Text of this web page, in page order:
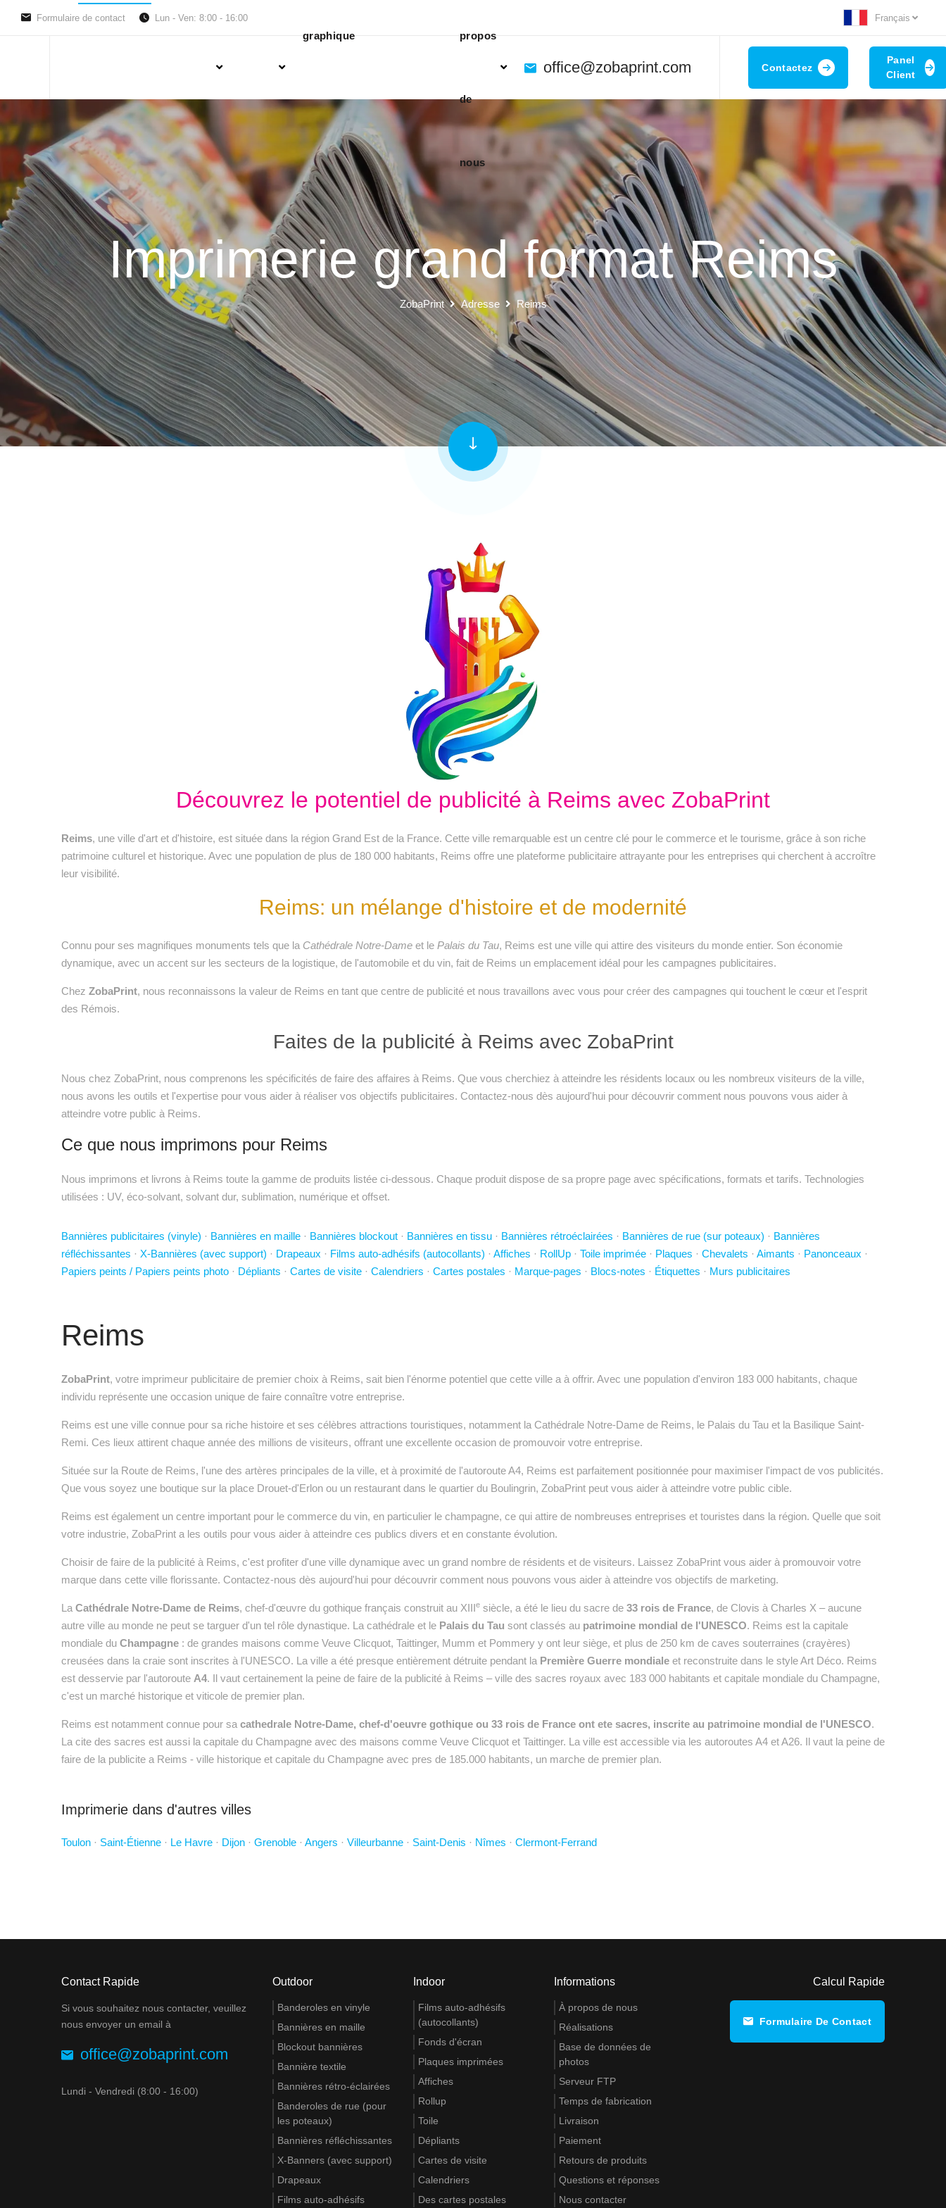
Formulaire de contact Lun - Ven: 8:00 - 16:00 Français
graphique propos
de
nous
office@zobaprint.com Contactez
Panel
Client
Imprimerie grand format Reims
ZobaPrint Adresse Reims
Découvrez le potentiel de publicité à Reims avec ZobaPrint
Reims, une ville d'art et d'histoire, est située dans la région Grand Est de la France. Cette ville remarquable est un centre clé pour le commerce et le tourisme, grâce à son riche
patrimoine culturel et historique. Avec une population de plus de 180 000 habitants, Reims offre une plateforme publicitaire attrayante pour les entreprises qui cherchent à accroître
leur visibilité.
Reims: un mélange d'histoire et de modernité
Connu pour ses magnifiques monuments tels que la Cathédrale Notre-Dame et le Palais du Tau, Reims est une ville qui attire des visiteurs du monde entier. Son économie
dynamique, avec un accent sur les secteurs de la logistique, de l'automobile et du vin, fait de Reims un emplacement idéal pour les campagnes publicitaires.
Chez ZobaPrint, nous reconnaissons la valeur de Reims en tant que centre de publicité et nous travaillons avec vous pour créer des campagnes qui touchent le cœur et l'esprit
des Rémois.
Faites de la publicité à Reims avec ZobaPrint
Nous chez ZobaPrint, nous comprenons les spécificités de faire des affaires à Reims. Que vous cherchiez à atteindre les résidents locaux ou les nombreux visiteurs de la ville,
nous avons les outils et l'expertise pour vous aider à réaliser vos objectifs publicitaires. Contactez-nous dès aujourd'hui pour découvrir comment nous pouvons vous aider à
atteindre votre public à Reims.
Ce que nous imprimons pour Reims
Nous imprimons et livrons à Reims toute la gamme de produits listée ci-dessous. Chaque produit dispose de sa propre page avec spécifications, formats et tarifs. Technologies
utilisées : UV, éco-solvant, solvant dur, sublimation, numérique et offset.
Bannières publicitaires (vinyle) · Bannières en maille · Bannières blockout · Bannières en tissu · Bannières rétroéclairées · Bannières de rue (sur poteaux) · Bannières
réfléchissantes · X-Bannières (avec support) · Drapeaux · Films auto-adhésifs (autocollants) · Affiches · RollUp · Toile imprimée · Plaques · Chevalets · Aimants · Panonceaux ·
Papiers peints / Papiers peints photo · Dépliants · Cartes de visite · Calendriers · Cartes postales · Marque-pages · Blocs-notes · Étiquettes · Murs publicitaires
Reims
ZobaPrint, votre imprimeur publicitaire de premier choix à Reims, sait bien l'énorme potentiel que cette ville a à offrir. Avec une population d'environ 183 000 habitants, chaque
individu représente une occasion unique de faire connaître votre entreprise.
Reims est une ville connue pour sa riche histoire et ses célèbres attractions touristiques, notamment la Cathédrale Notre-Dame de Reims, le Palais du Tau et la Basilique Saint-
Remi. Ces lieux attirent chaque année des millions de visiteurs, offrant une excellente occasion de promouvoir votre entreprise.
Située sur la Route de Reims, l'une des artères principales de la ville, et à proximité de l'autoroute A4, Reims est parfaitement positionnée pour maximiser l'impact de vos publicités.
Que vous soyez une boutique sur la place Drouet-d'Erlon ou un restaurant dans le quartier du Boulingrin, ZobaPrint peut vous aider à atteindre votre public cible.
Reims est également un centre important pour le commerce du vin, en particulier le champagne, ce qui attire de nombreuses entreprises et touristes dans la région. Quelle que soit
votre industrie, ZobaPrint a les outils pour vous aider à atteindre ces publics divers et en constante évolution.
Choisir de faire de la publicité à Reims, c'est profiter d'une ville dynamique avec un grand nombre de résidents et de visiteurs. Laissez ZobaPrint vous aider à promouvoir votre
marque dans cette ville florissante. Contactez-nous dès aujourd'hui pour découvrir comment nous pouvons vous aider à atteindre vos objectifs de marketing.
La Cathédrale Notre-Dame de Reims, chef-d'œuvre du gothique français construit au XIIIe siècle, a été le lieu du sacre de 33 rois de France, de Clovis à Charles X – aucune
autre ville au monde ne peut se targuer d'un tel rôle dynastique. La cathédrale et le Palais du Tau sont classés au patrimoine mondial de l'UNESCO. Reims est la capitale
mondiale du Champagne : de grandes maisons comme Veuve Clicquot, Taittinger, Mumm et Pommery y ont leur siège, et plus de 250 km de caves souterraines (crayères)
creusées dans la craie sont inscrites à l'UNESCO. La ville a été presque entièrement détruite pendant la Première Guerre mondiale et reconstruite dans le style Art Déco. Reims
est desservie par l'autoroute A4. Il vaut certainement la peine de faire de la publicité à Reims – ville des sacres royaux avec 183 000 habitants et capitale mondiale du Champagne,
c'est un marché historique et viticole de premier plan.
Reims est notamment connue pour sa cathedrale Notre-Dame, chef-d'oeuvre gothique ou 33 rois de France ont ete sacres, inscrite au patrimoine mondial de l'UNESCO.
La cite des sacres est aussi la capitale du Champagne avec des maisons comme Veuve Clicquot et Taittinger. La ville est accessible via les autoroutes A4 et A26. Il vaut la peine de
faire de la publicite a Reims - ville historique et capitale du Champagne avec pres de 185.000 habitants, un marche de premier plan.
Imprimerie dans d'autres villes
Toulon · Saint-Étienne · Le Havre · Dijon · Grenoble · Angers · Villeurbanne · Saint-Denis · Nîmes · Clermont-Ferrand
Contact Rapide
Si vous souhaitez nous contacter, veuillez
nous envoyer un email à
office@zobaprint.com
Lundi - Vendredi (8:00 - 16:00)
Outdoor
Banderoles en vinyle
Bannières en maille
Blockout bannières
Bannière textile
Bannières rétro-éclairées
Banderoles de rue (pour
les poteaux)
Bannières réfléchissantes
X-Banners (avec support)
Drapeaux
Films auto-adhésifs
Indoor
Films auto-adhésifs
(autocollants)
Fonds d'écran
Plaques imprimées
Affiches
Rollup
Toile
Dépliants
Cartes de visite
Calendriers
Des cartes postales
Informations
À propos de nous
Réalisations
Base de données de
photos
Serveur FTP
Temps de fabrication
Livraison
Paiement
Retours de produits
Questions et réponses
Nous contacter
Calcul Rapide
Formulaire De Contact